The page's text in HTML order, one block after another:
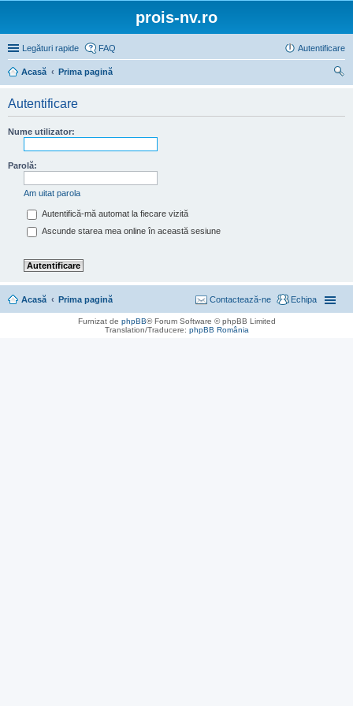
prois-nv.ro
Legături rapide FAQ Autentificare
Acasă
Prima pagină
Autentificare
Nume utilizator:
Parolă:
Am uitat parola
Autentifică-mă automat la fiecare vizită
Ascunde starea mea online în această sesiune
Acasă Prima pagină Echipa
Contactează-ne
Furnizat de phpBB® Forum Software © phpBB Limited
Translation/Traducere: phpBB România